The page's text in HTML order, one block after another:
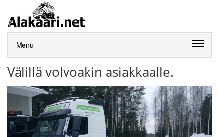
Menu
Välillä volvoakin asiakkaalle.